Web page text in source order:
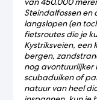
Steindalfossen
langslopen (en
fietsroutes die je
Kystriksveien,
bergen,
nog avontuurlijker
scubaduiken of
natuur van heel